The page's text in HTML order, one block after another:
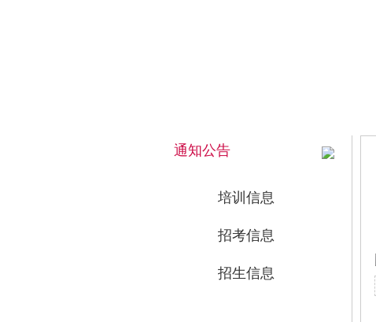
通知公告
培训信息
招考信息
招生信息